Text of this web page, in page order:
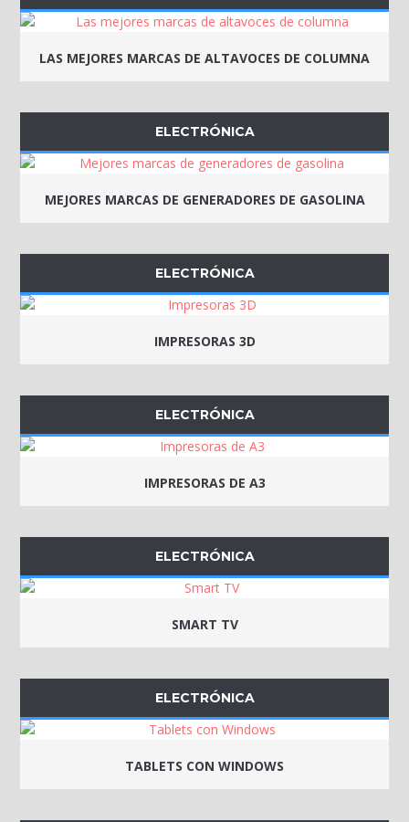
LAS MEJORES MARCAS DE ALTAVOCES DE COLUMNA
ELECTRÓNICA
MEJORES MARCAS DE GENERADORES DE GASOLINA
ELECTRÓNICA
IMPRESORAS 3D
ELECTRÓNICA
IMPRESORAS DE A3
ELECTRÓNICA
SMART TV
ELECTRÓNICA
TABLETS CON WINDOWS